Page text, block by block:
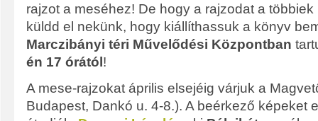
rajzot a meséhez! De hogy a rajzodat a
küldd el nekünk, hogy kiállíthassuk a könyv
Marczibányi téri Művelődési Központban
én 17 órától !
A mese-rajzokat április elsejéig várjuk a
Budapest, Dankó u. 4-8.). A beérkező képeket